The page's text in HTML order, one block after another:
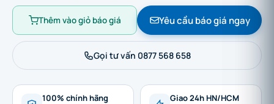
Thêm vào giỏ báo giá Yêu cầu báo giá ngay
Gọi tư vấn 0877 568 658
100% chính hãng Giao 24h HN/HCM